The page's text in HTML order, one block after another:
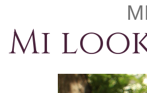
Mi